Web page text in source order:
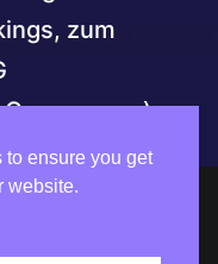
zum
ensure you get
website.